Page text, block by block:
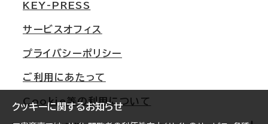
クッキーに関するお知らせ
大阪
名古屋
札幌
仙台
横浜
KEY-PRESS
サービスオフィス
プライバシーポリシー
ご利用にあたって
Cookie等の利用について